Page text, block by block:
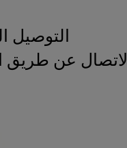
التوصيل
الاتصال عن طريق